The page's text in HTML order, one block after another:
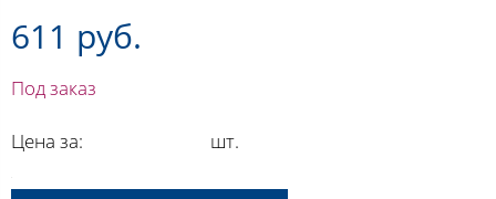
611 руб.
Под заказ
Цена за: шт.